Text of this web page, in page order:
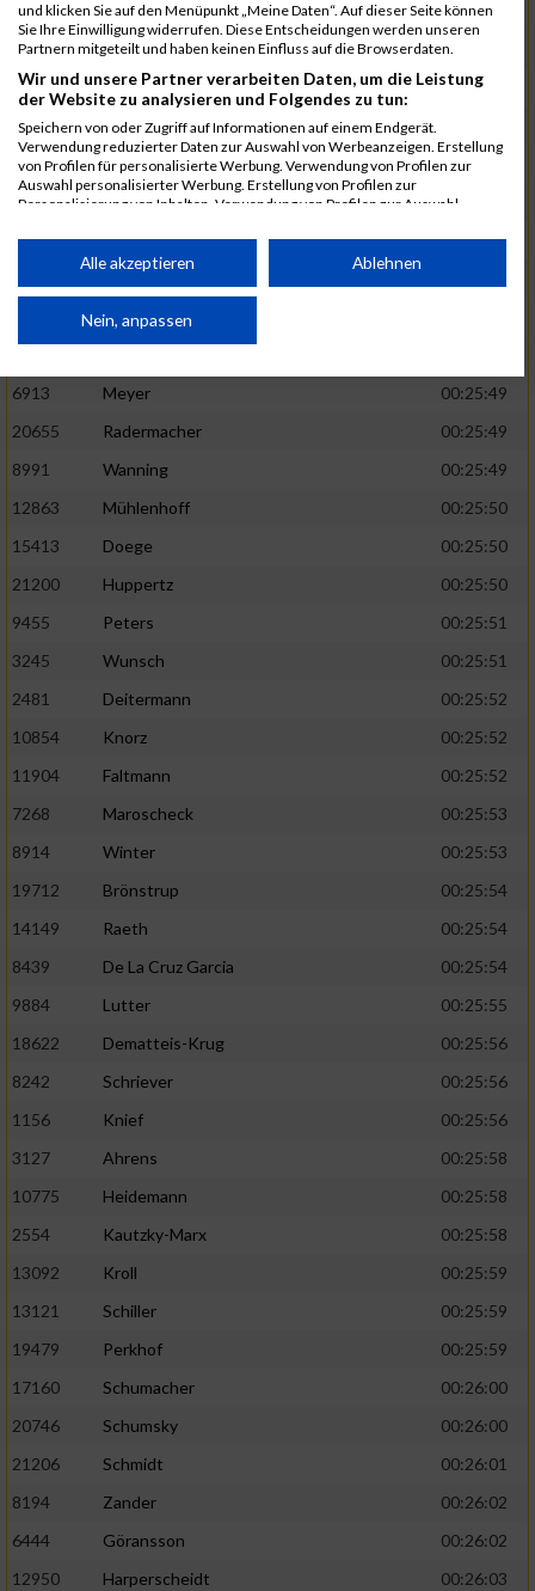
1582 Funken
00:25:42
12220
Cosma
00:25:43
9678
Exner
00:25:43
11817
Schmaul-Klaibee
6812
Koch
00:25:47
9610
Linß
00:25:47
706
Wehmeier
00:25:48
Küpper
Inhoff
6913
Meyer
00:25:49
20655
Radermacher
00:25:49
8991
Wanning
00:25:49
12863
Mühlenhoff
00:25:50
15413
Doege
00:25:50
21200
Huppertz
00:25:50
9455
Peters
00:25:51
3245
Wunsch
00:25:51
2481
Deitermann
00:25:52
10854
Knorz
00:25:52
11904
Faltmann
00:25:52
7268
Maroscheck
00:25:53
8914
Winter
00:25:53
19712
Brönstrup
00:25:54
14149
Raeth
00:25:54
8439
De La Cruz Garcia
00:25:54
9884
Lutter
00:25:55
18622
Dematteis-Krug
00:25:56
8242
Schriever
00:25:56
1156
Knief
00:25:56
3127
Ahrens
00:25:58
10775
Heidemann
00:25:58
2554
Kautzky-Marx
00:25:58
13092
Kroll
00:25:59
13121
Schiller
00:25:59
19479
Perkhof
00:25:59
17160
Schumacher
00:26:00
20746
Schumsky
00:26:00
21206
Schmidt
00:26:01
8194
Zander
00:26:02
6444
Göransson
00:26:02
12950
Harperscheidt
00:26:03
und klicken Sie auf den Menüpunkt „Meine Daten“. Auf dieser Seite können
Sie Ihre Einwilligung widerrufen. Diese Entscheidungen werden unseren
Partnern mitgeteilt und haben keinen Einfluss auf die Browserdaten.
Wir und unsere Partner verarbeiten Daten, um die Leistung
der Website zu analysieren und Folgendes zu tun:
Speichern von oder Zugriff auf Informationen auf einem Endgerät.
Verwendung reduzierter Daten zur Auswahl von Werbeanzeigen. Erstellung
von Profilen für personalisierte Werbung. Verwendung von Profilen zur
Auswahl personalisierter Werbung. Erstellung von Profilen zur
Personalisierung von Inhalten. Verwendung von Profilen zur Auswahl
Performance von Inhalten. Analyse von Zielgruppen durch Statistiken oder
Kombinationen von Daten aus verschiedenen Quellen. Entwicklung und
von Inhalten.
Daten können außerhalb der Europäischen Union weitergegeben und in die
Website/App.
Partnerliste anzeigen (1 IAB-Anbieter)
Wir nutzen Ihre Daten für folgende Zwecke:
Speichern von oder Zugriff auf Informationen
auf einem Endgerät
von Werbeanzeigen
Werbung
personalisierter Werbung
von Inhalten
personalisierter Inhalte
Analyse von Zielgruppen durch Statistiken
verschiedenen Quellen
Verwendung reduzierter Daten zur Auswahl
IAB-Besonderheiten:
Verwendung genauer Standortdaten
Informationen identifizieren
Alle akzeptieren Ablehnen
Nein, anpassen